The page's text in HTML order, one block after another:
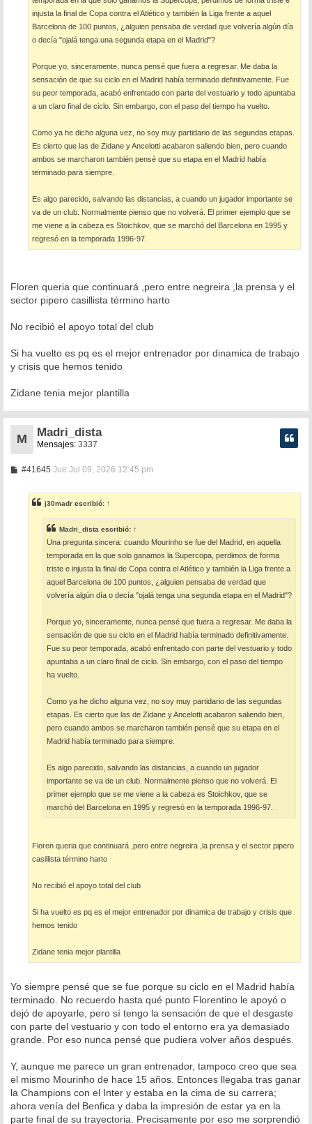
injusta la final de Copa contra el Atlético y también la Liga frente a aquel
Barcelona de 100 puntos, ¿alguien pensaba de verdad que volvería algún día
o decía "ojalá tenga una segunda etapa en el Madrid"?
Porque yo, sinceramente, nunca pensé que fuera a regresar. Me daba la
sensación de que su ciclo en el Madrid había terminado definitivamente. Fue
su peor temporada, acabó enfrentado con parte del vestuario y todo apuntaba
a un claro final de ciclo. Sin embargo, con el paso del tiempo ha vuelto.
Como ya he dicho alguna vez, no soy muy partidario de las segundas etapas.
Es cierto que las de Zidane y Ancelotti acabaron saliendo bien, pero cuando
ambos se marcharon también pensé que su etapa en el Madrid había
terminado para siempre.
Es algo parecido, salvando las distancias, a cuando un jugador importante se
va de un club. Normalmente pienso que no volverá. El primer ejemplo que se
me viene a la cabeza es Stoichkov, que se marchó del Barcelona en 1995 y
regresó en la temporada 1996-97.
Floren queria que continuará ,pero entre negreira ,la prensa y el
sector pipero casillista término harto
No recibió el apoyo total del club
Si ha vuelto es pq es el mejor entrenador por dinamica de trabajo
y crisis que hemos tenido
Zidane tenia mejor plantilla
M
Madri_dista
Mensajes: 3337
#41645M
a
j
e
Jue Jul 09, 2026 12:45 pm
j30madr escribió: ↑
Madri_dista escribió: ↑
Una pregunta sincera: cuando Mourinho se fue del Madrid, en aquella
temporada en la que solo ganamos la Supercopa, perdimos de forma
triste e injusta la final de Copa contra el Atlético y también la Liga frente a
aquel Barcelona de 100 puntos, ¿alguien pensaba de verdad que
volvería algún día o decía "ojalá tenga una segunda etapa en el Madrid"?
Porque yo, sinceramente, nunca pensé que fuera a regresar. Me daba la
sensación de que su ciclo en el Madrid había terminado definitivamente.
Fue su peor temporada, acabó enfrentado con parte del vestuario y todo
apuntaba a un claro final de ciclo. Sin embargo, con el paso del tiempo
ha vuelto.
Como ya he dicho alguna vez, no soy muy partidario de las segundas
etapas. Es cierto que las de Zidane y Ancelotti acabaron saliendo bien,
pero cuando ambos se marcharon también pensé que su etapa en el
Madrid había terminado para siempre.
Es algo parecido, salvando las distancias, a cuando un jugador
importante se va de un club. Normalmente pienso que no volverá. El
primer ejemplo que se me viene a la cabeza es Stoichkov, que se
marchó del Barcelona en 1995 y regresó en la temporada 1996-97.
Floren queria que continuará ,pero entre negreira ,la prensa y el sector pipero
casillista término harto
No recibió el apoyo total del club
Si ha vuelto es pq es el mejor entrenador por dinamica de trabajo y crisis que
hemos tenido
Zidane tenia mejor plantilla
Yo siempre pensé que se fue porque su ciclo en el Madrid había
terminado. No recuerdo hasta qué punto Florentino le apoyó o
dejó de apoyarle, pero sí tengo la sensación de que el desgaste
con parte del vestuario y con todo el entorno era ya demasiado
grande. Por eso nunca pensé que pudiera volver años después.
Y, aunque me parece un gran entrenador, tampoco creo que sea
el mismo Mourinho de hace 15 años. Entonces llegaba tras ganar
la Champions con el Inter y estaba en la cima de su carrera;
ahora venía del Benfica y daba la impresión de estar ya en la
parte final de su trayectoria. Precisamente por eso me sorprendió